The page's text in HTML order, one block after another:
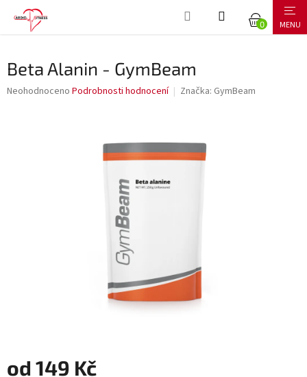
NÁKUPNÍ
Beta Alanin - GymBeam
Průměrné
Neohodnoceno Podrobnosti hodnocení Značka: GymBeam
od 149 Kč